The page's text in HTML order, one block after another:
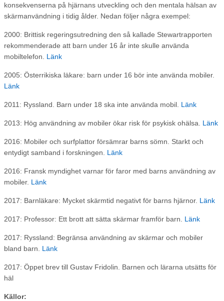
konsekvenserna på hjärnans utveckling och den mentala hälsan av
skärmanvändning i tidig ålder. Nedan följer några exempel:
2000: Brittisk regeringsutredning den så kallade Stewartrapporten
rekommenderade att barn under 16 år inte skulle använda
mobiltelefon. Länk
2005: Österrikiska läkare: barn under 16 bör inte använda mobiler.
Länk
2011: Ryssland. Barn under 18 ska inte använda mobil. Länk
2013: Hög användning av mobiler ökar risk för psykisk ohälsa. Länk
2016: Mobiler och surfplattor försämrar barns sömn. Starkt och
entydigt samband i forskningen. Länk
2016: Fransk myndighet varnar för faror med barns användning av
mobiler. Länk
2017: Barnläkare: Mycket skärmtid negativt för barns hjärnor. Länk
2017: Professor: Ett brott att sätta skärmar framför barn. Länk
2017: Ryssland: Begränsa användning av skärmar och mobiler
bland barn. Länk
2017: Öppet brev till Gustav Fridolin. Barnen och lärarna utsätts för
häl
Källor: